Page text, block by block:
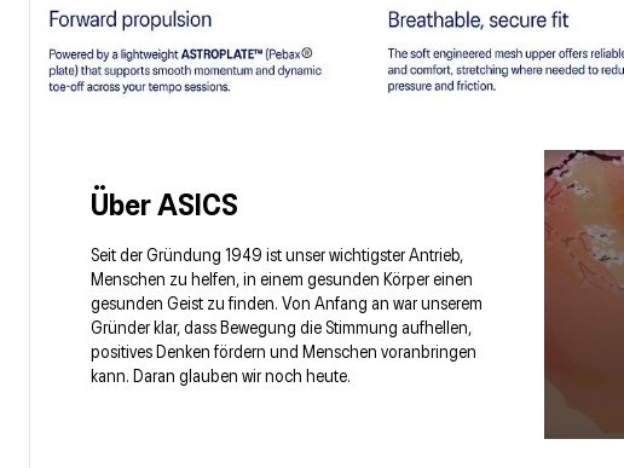
Über ASICS
Seit der Gründung 1949 ist unser wichtigster Antrieb,
Menschen zu helfen, in einem gesunden Körper einen
gesunden Geist zu finden. Von Anfang an war unserem
Gründer klar, dass Bewegung die Stimmung aufhellen,
positives Denken fördern und Menschen voranbringen
kann. Daran glauben wir noch heute.